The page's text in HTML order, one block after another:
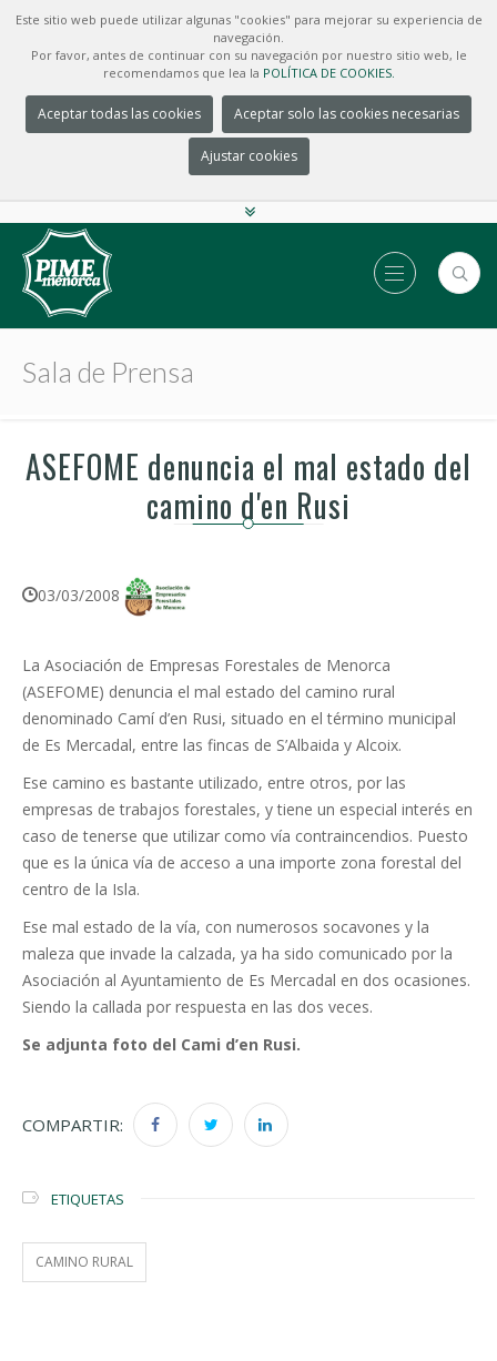
Este sitio web puede utilizar algunas "cookies" para mejorar su experiencia de
navegación.
Por favor, antes de continuar con su navegación por nuestro sitio web, le
recomendamos que lea la POLÍTICA DE COOKIES.
Aceptar todas las cookies Aceptar solo las cookies necesarias
Ajustar cookies
Sala de Prensa
ASEFOME denuncia el mal estado del
camino d'en Rusi
03/03/2008
La Asociación de Empresas Forestales de Menorca
(ASEFOME) denuncia el mal estado del camino rural
denominado Camí d’en Rusi, situado en el término municipal
de Es Mercadal, entre las fincas de S’Albaida y Alcoix.
Ese camino es bastante utilizado, entre otros, por las
empresas de trabajos forestales, y tiene un especial interés en
caso de tenerse que utilizar como vía contraincendios. Puesto
que es la única vía de acceso a una importe zona forestal del
centro de la Isla.
Ese mal estado de la vía, con numerosos socavones y la
maleza que invade la calzada, ya ha sido comunicado por la
Asociación al Ayuntamiento de Es Mercadal en dos ocasiones.
Siendo la callada por respuesta en las dos veces.
Se adjunta foto del Cami d’en Rusi.
COMPARTIR:
ETIQUETAS
CAMINO RURAL